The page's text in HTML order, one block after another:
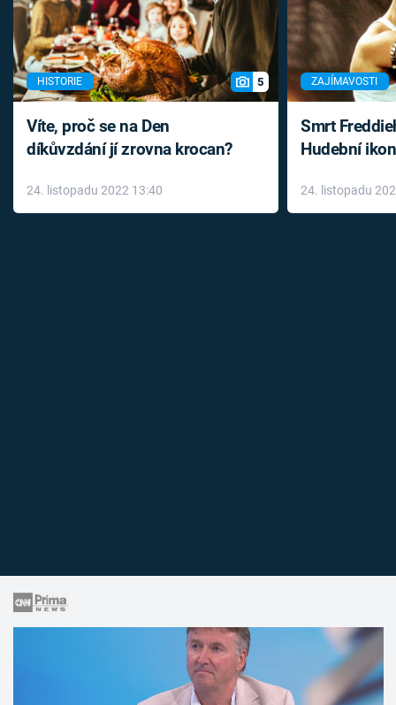
HISTORIE 5
Víte, proč se na Den
díkůvzdání jí zrovna krocan?
24. listopadu 2022 13:40
ZAJÍMAVOSTI
Smrt
Hudební
léky
24. listopadu